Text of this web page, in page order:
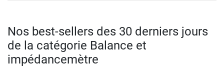
Nos best-sellers des 30 derniers jours
de la catégorie Balance et
impédancemètre